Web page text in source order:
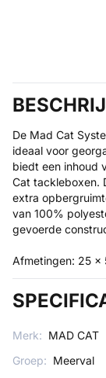
De Mad Cat
ideaal voor
biedt een inhoud
Cat tackleboxen.
extra
van 100%
gevoerde
Afmetingen: 25 x
Merk: MAD CAT
Groep: Meerval